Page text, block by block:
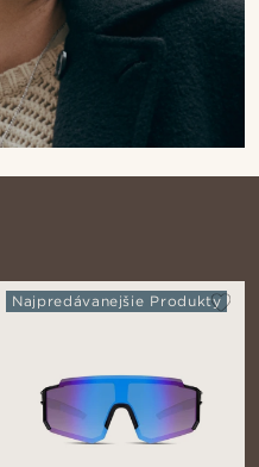
Najpredávanejšie Produkty